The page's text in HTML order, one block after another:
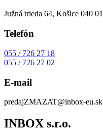
Južná trieda 64, Košice 040 01
Telefón
055 / 726 27 18
055 / 726 27 02
E-mail
predajZMAZAT@inbox-eu.sk
INBOX s.r.o.